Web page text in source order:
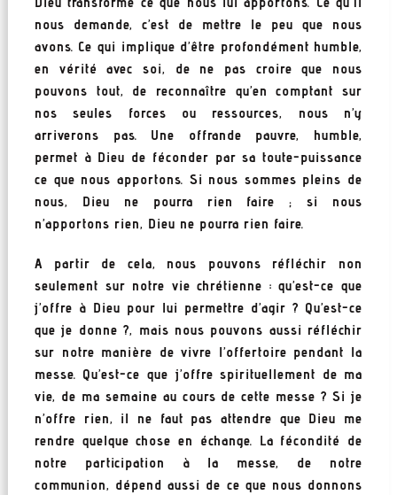
nous demande, c’est de mettre le peu que nous
avons. Ce qui implique d’être profondément humble,
en vérité avec soi, de ne pas croire que nous
pouvons tout, de reconnaître qu’en comptant sur
nos seules forces ou ressources, nous n’y
arriverons pas. Une offrande pauvre, humble,
permet à Dieu de féconder par sa toute-puissance
ce que nous apportons. Si nous sommes pleins de
nous, Dieu ne pourra rien faire ; si nous
n’apportons rien, Dieu ne pourra rien faire.
A partir de cela, nous pouvons réfléchir non
seulement sur notre vie chrétienne : qu’est-ce que
j’offre à Dieu pour lui permettre d’agir ? Qu’est-ce
que je donne ?, mais nous pouvons aussi réfléchir
sur notre manière de vivre l’offertoire pendant la
messe. Qu’est-ce que j’offre spirituellement de ma
vie, de ma semaine au cours de cette messe ? Si je
n’offre rien, il ne faut pas attendre que Dieu me
rendre quelque chose en échange. La fécondité de
notre participation à la messe, de notre
communion, dépend aussi de ce que nous donnons